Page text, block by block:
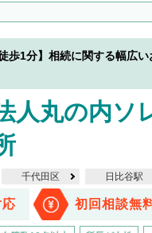
歩1分】相続に関する幅広
人丸の内ソ
千代田区 日比谷駅
初回相談無